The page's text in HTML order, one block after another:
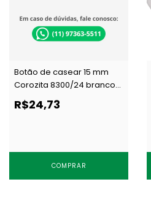
Botão de casear 15 mm
Corozita 8300/24 branco
c/ 144 un
R$24,73
COMPRAR